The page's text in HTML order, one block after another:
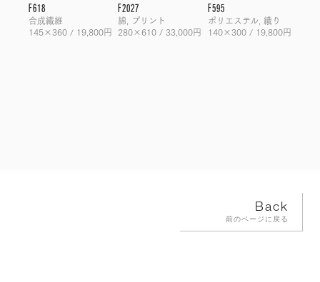
F618
合成繊維
145×360 / 19,800円
F2027
綿, プリント
280×610 / 33,000円
F595
ポリエステル, 織り
140×300 / 19,800円
Back
前のページに戻る